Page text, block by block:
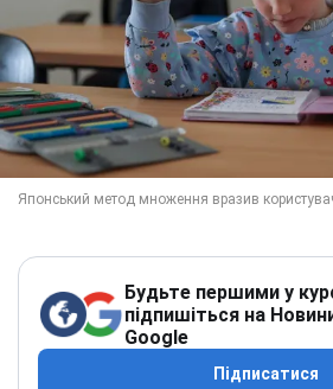
Будьте першими у
підпишіться на
Google
Підписатися